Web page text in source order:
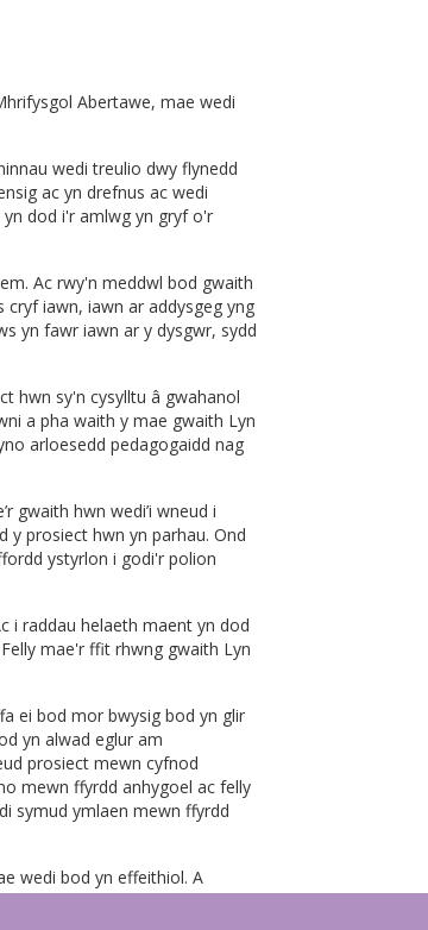
Abertawe, mae wedi
wedi treulio dwy flynedd
ac yn drefnus ac wedi
dod i'r amlwg yn gryf o'r
Ac rwy'n meddwl bod gwaith
iawn, iawn ar addysgeg yng
yn fawr iawn ar y dysgwr, sydd
hwn sy'n cysylltu â gwahanol
a pha waith y mae gwaith Lyn
arloesedd pedagogaidd nag
gwaith hwn wedi’i wneud i
y prosiect hwn yn parhau. Ond
ystyrlon i godi'r polion
i raddau helaeth maent yn dod
mae'r ffit rhwng gwaith Lyn
ei bod mor bwysig bod yn glir
yn alwad eglur am
prosiect mewn cyfnod
mewn ffyrdd anhygoel ac felly
symud ymlaen mewn ffyrdd
wedi bod yn effeithiol. A
ymhellach.